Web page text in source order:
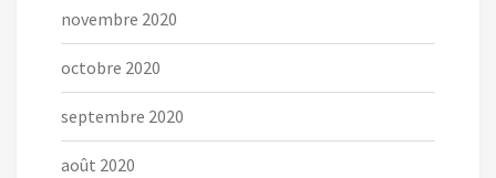
novembre 2020
octobre 2020
septembre 2020
août 2020